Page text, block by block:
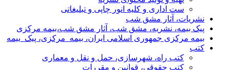
ست اداری و کلیه انور چاپی و تبلیغاتی
نشریات، آثار مشق شب
پیک بیمه، نشریه، مشق شب، آثار مشق شب،بیمه مرکزی
بیمه مرکزی جمهوری اسلامی ایران، بیمه_مرکزی، پیک_بیمه
کتب
کتب راه، شهرسازی، حمل و نقل و معماری
کتب حقوقی، قوانین و مقررات